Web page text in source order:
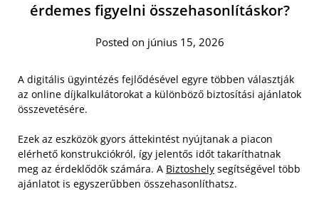
érdemes figyelni összehasonlításkor?
Posted on június 15, 2026
A digitális ügyintézés fejlődésével egyre többen választják
az online díjkalkulátorokat a különböző biztosítási ajánlatok
összevetésére.
Ezek az eszközök gyors áttekintést nyújtanak a piacon
elérhető konstrukciókról, így jelentős időt takaríthatnak
meg az érdeklődők számára. A Biztoshely segítségével több
ajánlatot is egyszerűbben összehasonlíthatsz.